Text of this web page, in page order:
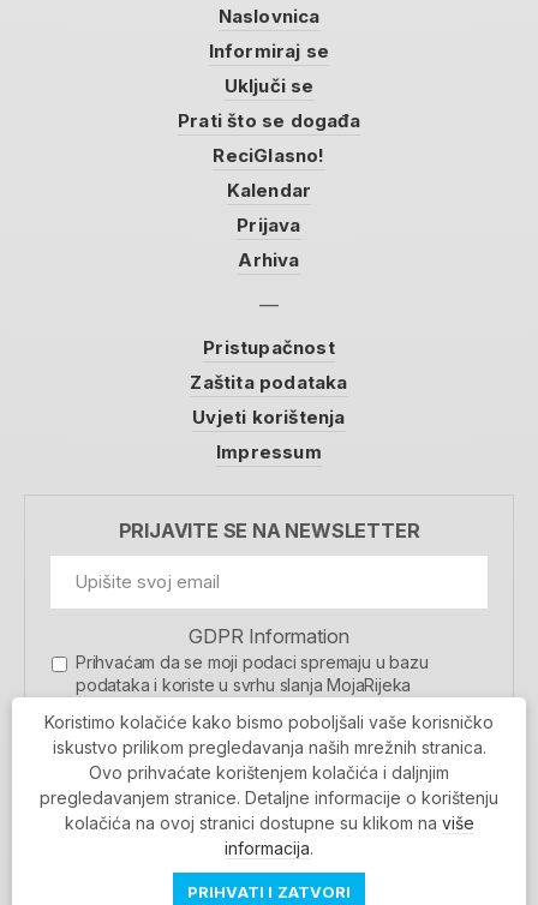
Naslovnica
Informiraj se
Uključi se
Prati što se događa
ReciGlasno!
Kalendar
Prijava
Arhiva
Pristupačnost
Zaštita podataka
Uvjeti korištenja
Impressum
PRIJAVITE SE NA NEWSLETTER
GDPR Information
Prihvaćam da se moji podaci spremaju u bazu
podataka i koriste u svrhu slanja MojaRijeka
MOJARIJEKA NEWSLETTER
PRIJAVI SE
Povratak na vrh
Koristimo kolačiće kako bismo poboljšali vaše korisničko
iskustvo prilikom pregledavanja naših mrežnih stranica.
Ovo prihvaćate korištenjem kolačića i daljnjim
pregledavanjem stranice. Detaljne informacije o korištenju
kolačića na ovoj stranici dostupne su klikom na više
informacija.
PRIHVATI I ZATVORI